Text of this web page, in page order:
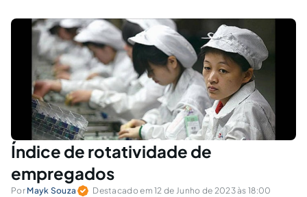
Índice de rotatividade de
empregados
Por Mayk Souza Destacado em 12 de Junho de 2023 às 18:00